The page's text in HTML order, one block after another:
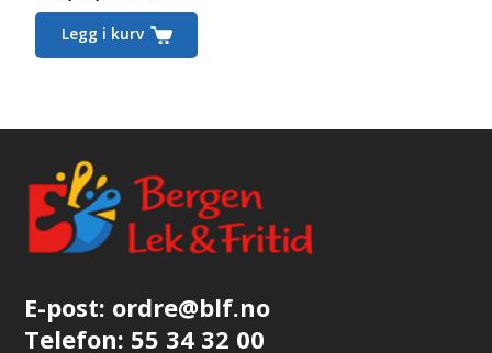
Legg i kurv
E-post: ordre@blf.no
Telefon: 55 34 32 00